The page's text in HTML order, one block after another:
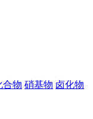
合物 硝基物 卤化物